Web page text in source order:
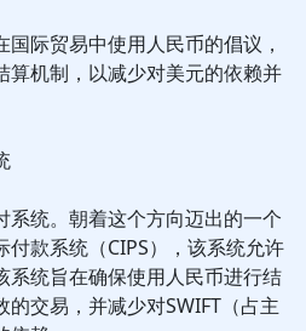
际贸易中使用人民币的倡议，
算机制，以减少对美元的依赖并
系统。朝着这个方向迈出的一个
款系统（CIPS），该系统允许
系统旨在确保使用人民币进行结
交易，并减少对SWIFT（占主